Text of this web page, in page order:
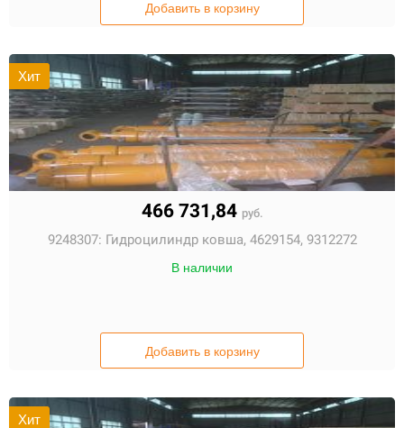
Добавить в корзину
Хит
466 731,84 руб.
9248307: Гидроцилиндр ковша, 4629154, 9312272
В наличии
Добавить в корзину
Хит